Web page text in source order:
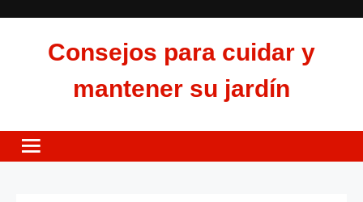
Consejos para cuidar y
mantener su jardín